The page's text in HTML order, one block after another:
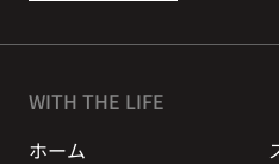
WITH THE LIFE
ホーム